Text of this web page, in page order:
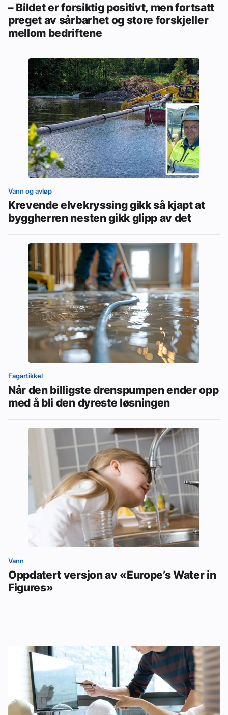
– Bildet er forsiktig positivt, men fortsatt
preget av sårbarhet og store forskjeller
mellom bedriftene
Vann og avløp
Krevende elvekryssing gikk så kjapt at
byggherren nesten gikk glipp av det
Fagartikkel
Når den billigste drenspumpen ender opp
med å bli den dyreste løsningen
Vann
Oppdatert versjon av «Europe’s Water in
Figures»